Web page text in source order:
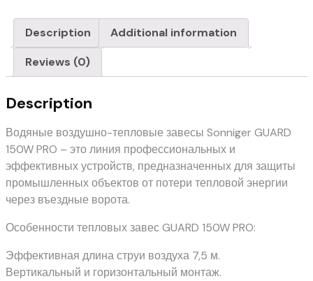
Description
Additional information
Reviews (0)
Description
Водяные воздушно-тепловые завесы Sonniger GUARD
150W PRO – это линия профессиональных и
эффективных устройств, предназначенных для защиты
промышленных объектов от потери тепловой энергии
через въездные ворота.
Особенности тепловых завес GUARD 150W PRO:
Эффективная длина струи воздуха 7,5 м.
Вертикальный и горизонтальный монтаж.